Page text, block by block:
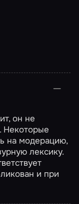
он не
Некоторые
на модерацию,
лексику.
и при